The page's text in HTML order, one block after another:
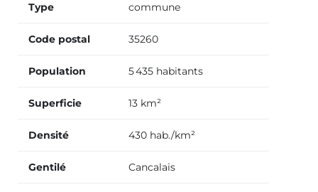
Type commune
Code postal 35260
Population 5 435 habitants
Superficie 13 km²
Densité 430 hab./km²
Gentilé Cancalais